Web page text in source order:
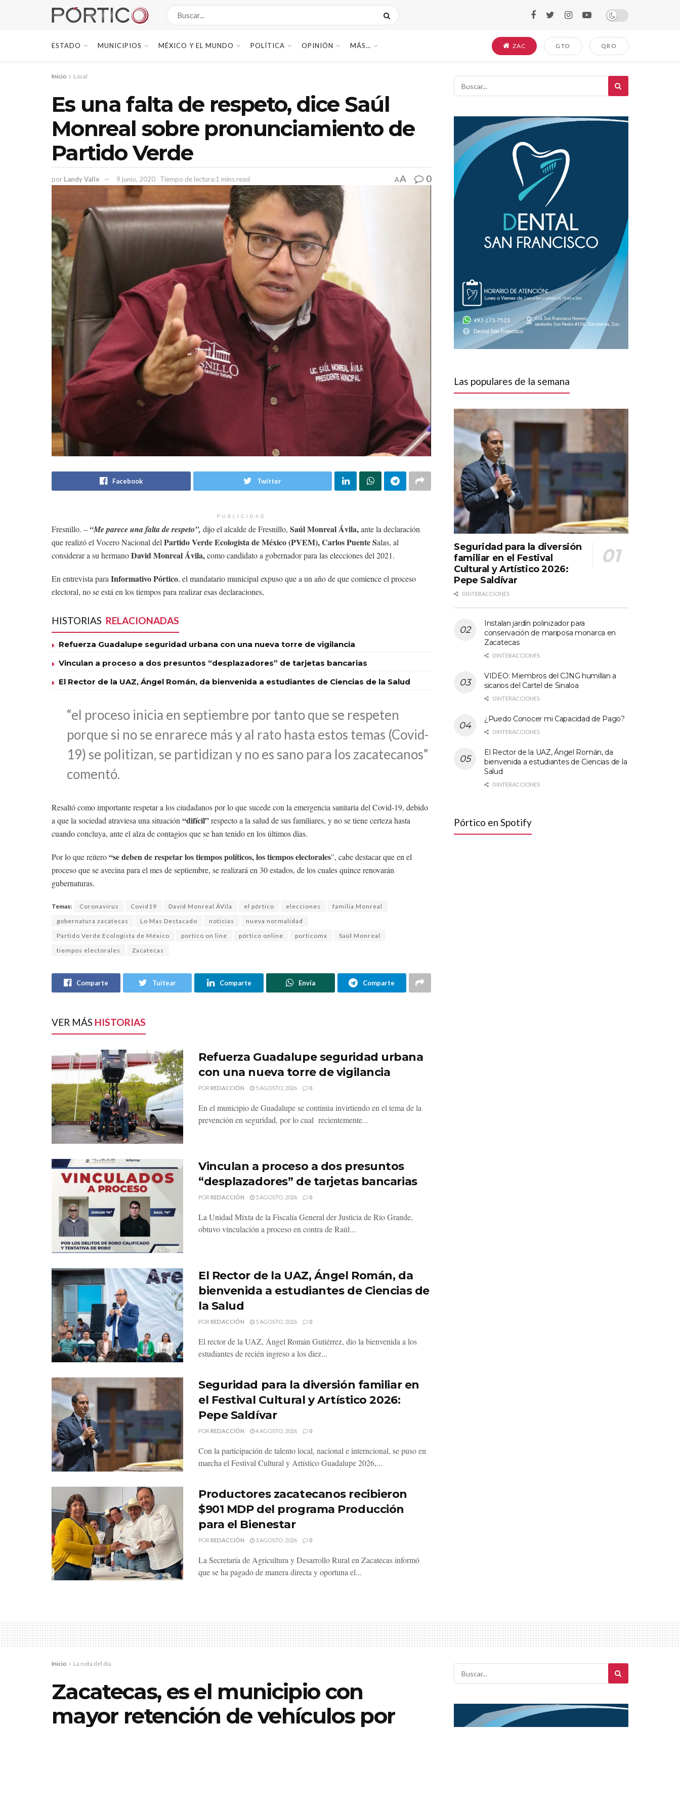
ESTADO MUNICIPIOS MÉXICO Y EL MUNDO POLÍTICA OPINIÓN MÁS… ZAC GTO QRO
Inicio Local
Es una falta de respeto, dice Saúl
Monreal sobre pronunciamiento de
Partido Verde
por Landy Valle 9 junio, 2020 Tiempo de lectura:1 mins read AA 0
Facebook Twitter
PUBLICIDAD
Fresnillo. – “Me parece una falta de respeto”, dijo el alcalde de Fresnillo, Saúl Monreal Ávila,ante la declaración
que realizó el Vocero Nacional del Partido Verde Ecologista de México (PVEM), Carlos Puente Salas, al
considerar a su hermanoDavid Monreal Ávila,como candidato a gobernador para las elecciones del 2021.
En entrevista para Informativo Pórtico, el mandatario municipal expuso que a un año de que comience el proceso
electoral, no se está en los tiempos para realizar esas declaraciones,
HISTORIAS RELACIONADAS
Refuerza Guadalupe seguridad urbana con una nueva torre de vigilancia
Vinculan a proceso a dos presuntos “desplazadores” de tarjetas bancarias
El Rector de la UAZ, Ángel Román, da bienvenida a estudiantes de Ciencias de la Salud
“el proceso inicia en septiembre por tanto que se respeten
porque si no se enrarece más y al rato hasta estos temas (Covid-
19) se politizan, se partidizan y no es sano para los zacatecanos”
comentó.
Resaltó como importante respetar a los ciudadanos por lo que sucede con la emergencia sanitaria del Covid-19, debido
a que la sociedad atraviesa una situación “difícil”respecto a la salud de sus familiares, y no se tiene certeza hasta
cuando concluya, ante el alza de contagios que se han tenido en los últimos días.
Por lo que reitero“se deben de respetar los tiempos políticos, los tiempos electorales”, cabe destacar que en el
proceso que se avecina para el mes de septiembre, se realizará en 30 estados, de los cuales quince renovarán
gubernaturas.
Temas: Coronavirus Covid19 David Monreal ÁVila el pórtico elecciones
familia Monreal
gobernatura zacatecas
Lo Mas Destacado noticias
nueva normalidad
Partido Verde Ecologista de México
portico on line pórtico online porticomx
Saúl Monreal
tiempos electorales
Zacatecas
Comparte Tuitear Comparte Envía Comparte
VER MÁS HISTORIAS
Refuerza Guadalupe seguridad urbana
con una nueva torre de vigilancia
POR REDACCIÓN 5 AGOSTO, 2026 0
En el municipio de Guadalupe se continúa invirtiendo en el tema de la
prevención en seguridad, por lo cual recientemente...
Vinculan a proceso a dos presuntos
“desplazadores” de tarjetas bancarias
POR REDACCIÓN 5 AGOSTO, 2026 0
La Unidad Mixta de la Fiscalía General der Justicia de Río Grande,
obtuvo vinculación a proceso en contra de Raúl...
El Rector de la UAZ, Ángel Román, da
bienvenida a estudiantes de Ciencias de
la Salud
POR REDACCIÓN 5 AGOSTO, 2026 0
El rector de la UAZ, Ángel Román Gutiérrez, dio la bienvenida a los
estudiantes de recién ingreso a los diez...
Seguridad para la diversión familiar en
el Festival Cultural y Artístico 2026:
Pepe Saldívar
POR REDACCIÓN 4 AGOSTO, 2026 0
Con la participación de talento local, nacional e interncional, se puso en
marcha el Festival Cultural y Artístico Guadalupe 2026,...
Productores zacatecanos recibieron
$901 MDP del programa Producción
para el Bienestar
POR REDACCIÓN 3 AGOSTO, 2026 0
La Secretaría de Agricultura y Desarrollo Rural en Zacatecas informó
que se ha pagado de manera directa y oportuna el...
Las populares de la semana
Seguridad para la diversión
familiar en el Festival
Cultural y Artístico 2026:
Pepe Saldívar
0 INTERACCIONES
Instalan jardín polinizador para
conservación de mariposa monarca en
Zacatecas
0 INTERACCIONES
VIDEO: Miembros del CJNG humillan a
sicarios del Cartel de Sinaloa
0 INTERACCIONES
¿Puedo Conocer mi Capacidad de Pago?
0 INTERACCIONES
El Rector de la UAZ, Ángel Román, da
bienvenida a estudiantes de Ciencias de la
Salud
0 INTERACCIONES
Pórtico en Spotify
Inicio La nota del día
Zacatecas, es el municipio con
mayor retención de vehículos por